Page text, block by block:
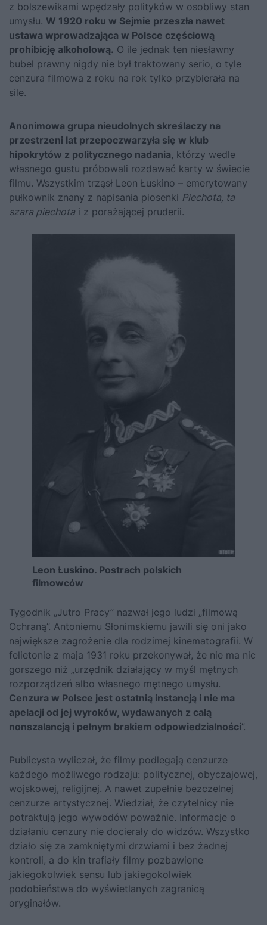
z bolszewikami wpędzały polityków w osobliwy stan
umysłu. W 1920 roku w Sejmie przeszła nawet
ustawa wprowadzająca w Polsce częściową
prohibicję alkoholową. O ile jednak ten niesławny
bubel prawny nigdy nie był traktowany serio, o tyle
cenzura filmowa z roku na rok tylko przybierała na
sile.
Anonimowa grupa nieudolnych skreślaczy na
przestrzeni lat przepoczwarzyła się w klub
hipokrytów z politycznego nadania, którzy wedle
własnego gustu próbowali rozdawać karty w świecie
filmu. Wszystkim trząsł Leon Łuskino – emerytowany
pułkownik znany z napisania piosenki Piechota, ta
szara piechota i z porażającej pruderii.
Leon Łuskino. Postrach polskich
filmowców
Tygodnik „Jutro Pracy” nazwał jego ludzi „filmową
Ochraną”. Antoniemu Słonimskiemu jawili się oni jako
największe zagrożenie dla rodzimej kinematografii. W
felietonie z maja 1931 roku przekonywał, że nie ma nic
gorszego niż „urzędnik działający w myśl mętnych
rozporządzeń albo własnego mętnego umysłu.
Cenzura w Polsce jest ostatnią instancją i nie ma
apelacji od jej wyroków, wydawanych z całą
nonszalancją i pełnym brakiem odpowiedzialności”.
Publicysta wyliczał, że filmy podlegają cenzurze
każdego możliwego rodzaju: politycznej, obyczajowej,
wojskowej, religijnej. A nawet zupełnie bezczelnej
cenzurze artystycznej. Wiedział, że czytelnicy nie
potraktują jego wywodów poważnie. Informacje o
działaniu cenzury nie docierały do widzów. Wszystko
działo się za zamkniętymi drzwiami i bez żadnej
kontroli, a do kin trafiały filmy pozbawione
jakiegokolwiek sensu lub jakiegokolwiek
podobieństwa do wyświetlanych zagranicą
oryginałów.